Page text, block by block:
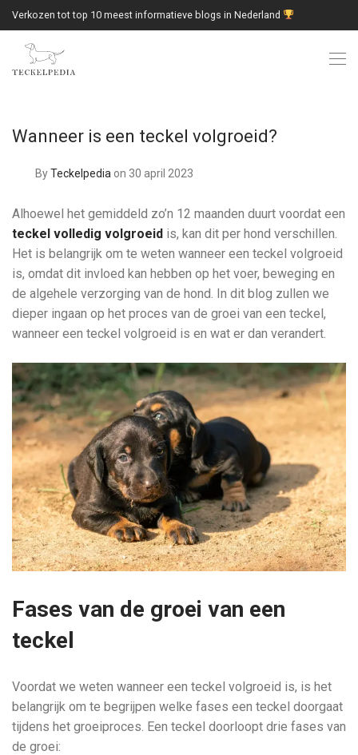
Verkozen tot top 10 meest informatieve blogs in Nederland
Wanneer is een teckel volgroeid?
ByTeckelpedia on 30 april 2023
Alhoewel het gemiddeld zo’n 12 maanden duurt voordat een
teckel volledig volgroeid is, kan dit per hond verschillen.
Het is belangrijk om te weten wanneer een teckel volgroeid
is, omdat dit invloed kan hebben op het voer, beweging en
de algehele verzorging van de hond. In dit blog zullen we
dieper ingaan op het proces van de groei van een teckel,
wanneer een teckel volgroeid is en wat er dan verandert.
Fases van de groei van een
teckel
Voordat we weten wanneer een teckel volgroeid is, is het
belangrijk om te begrijpen welke fases een teckel doorgaat
tijdens het groeiproces. Een teckel doorloopt drie fases van
de groei: